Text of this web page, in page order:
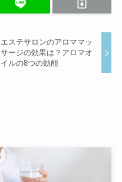
エステサロンのアロママッ
サージの効果は？アロマオ
イルの8つの効能